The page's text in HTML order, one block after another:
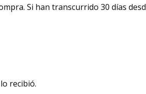
Si han transcurrido 30 días
recibió.